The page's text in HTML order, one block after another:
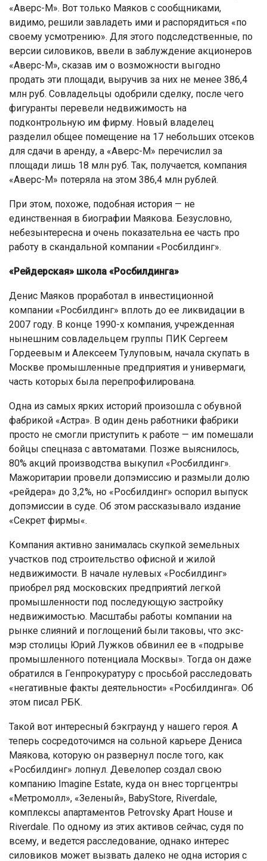
«Аверс-М». Вот только Маяков с сообщниками,
видимо, решили завладеть ими и распорядиться «по
своему усмотрению». Для этого подследственные, по
версии силовиков, ввели в заблуждение акционеров
«Аверс-М», сказав им о возможности выгодно
продать эти площади, выручив за них не менее 386,4
млн руб. Совладельцы одобрили сделку, после чего
фигуранты перевели недвижимость на
подконтрольную им фирму. Новый владелец
разделил общее помещение на 17 небольших отсеков
для сдачи в аренду, а «Аверс-М» перечислил за
площади лишь 18 млн руб. Так, получается, компания
«Аверс-М» потеряла на этом 386,4 млн рублей.
При этом, похоже, подобная история — не
единственная в биографии Маякова. Безусловно,
небезынтересна и очень показательна ее часть про
работу в скандальной компании «Росбилдинг».
«Рейдерская» школа «Росбилдинга»
Денис Маяков проработал в инвестиционной
компании «Росбилдинг» вплоть до ее ликвидации в
2007 году. В конце 1990-х компания, учрежденная
нынешним совладельцем группы ПИК Сергеем
Гордеевым и Алексеем Тулуповым, начала скупать в
Москве промышленные предприятия и универмаги,
часть которых была перепрофилирована.
Одна из самых ярких историй произошла с обувной
фабрикой «Астра». В один день работники фабрики
просто не смогли приступить к работе — им помешали
бойцы спецназа с автоматами. Позже выяснилось,
80% акций производства выкупил «Росбилдинг».
Мажоритарии провели допэмиссию и размыли долю
«рейдера» до 3,2%, но «Росбилдинг» оспорил выпуск
допэмиссии в суде. Об этом рассказывало издание
«Секрет фирмы«.
Компания активно занималась скупкой земельных
участков под строительство офисной и жилой
недвижимости. В начале нулевых «Росбилдинг»
приобрел ряд московских предприятий легкой
промышленности под последующую застройку
недвижимостью. Масштабы работы компании на
рынке слияний и поглощений были таковы, что экс-
мэр столицы Юрий Лужков обвинил ее в «подрыве
промышленного потенциала Москвы». Тогда он даже
обратился в Генпрокуратуру с просьбой расследовать
«негативные факты деятельности» «Росбилдинга». Об
этом писал РБК.
Такой вот интересный бэкграунд у нашего героя. А
теперь сосредоточимся на сольной карьере Дениса
Маякова, которую он развернул после того, как
«Росбилдинг» лопнул. Девелопер создал свою
компанию Imagine Estate, куда он внес торгцентры
«Метромолл», «Зеленый», BabyStore, Riverdale,
комплексы апартаментов Petrovsky Apart House и
Riverdale. По одному из этих активов сейчас, судя по
всему, и ведется расследование, однако интерес
силовиков может вызвать далеко не одна история с